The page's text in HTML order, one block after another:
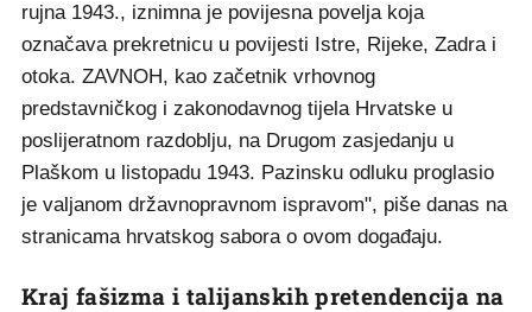
rujna 1943., iznimna je povijesna povelja koja
označava prekretnicu u povijesti Istre, Rijeke, Zadra i
otoka. ZAVNOH, kao začetnik vrhovnog
predstavničkog i zakonodavnog tijela Hrvatske u
poslijeratnom razdoblju, na Drugom zasjedanju u
Plaškom u listopadu 1943. Pazinsku odluku proglasio
je valjanom državnopravnom ispravom", piše danas na
stranicama hrvatskog sabora o ovom događaju.
Kraj fašizma i talijanskih pretendencija na